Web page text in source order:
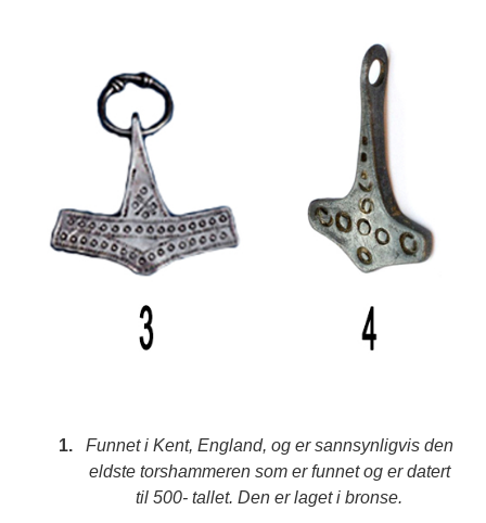
1.
Funnet i Kent, England, og er sannsynligvis den
eldste torshammeren som er funnet og er datert
til 500- tallet. Den er laget i bronse.